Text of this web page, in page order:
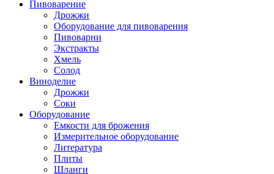
Пивоварение
Дрожжи
Оборудование для пивоварения
Пивоварни
Экстракты
Хмель
Солод
Виноделие
Дрожжи
Соки
Оборудование
Емкости для брожения
Измерительное оборудование
Литература
Плиты
Шланги